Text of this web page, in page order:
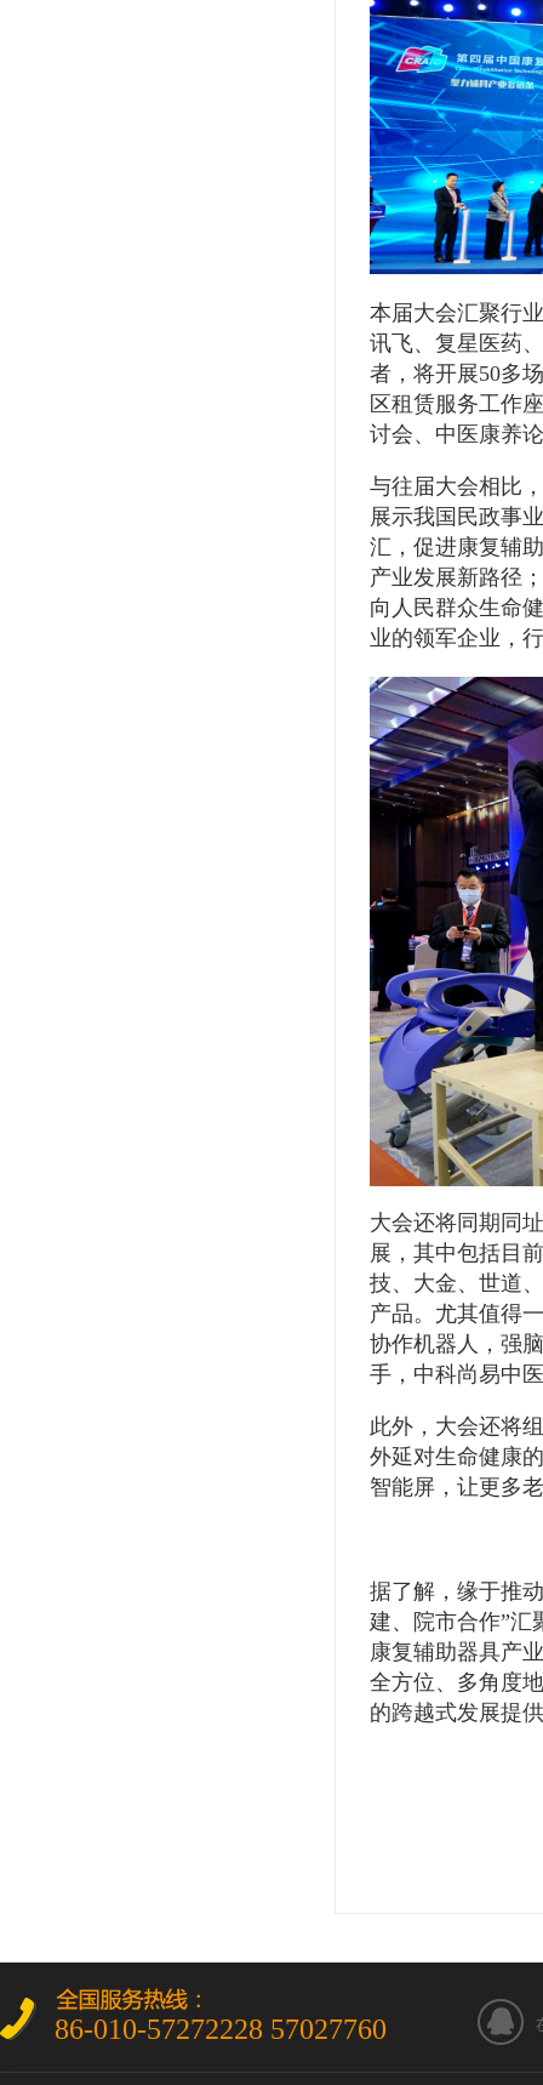
本届大会汇聚行
讯飞、复星医药
者，将开展50多
区租赁服务工作
讨会、中医康养
与往届大会相比
展示我国民政事
汇，促进康复辅
产业发展新路径
向人民群众生命
业的领军企业，
大会还将同期同
展，其中包括目
技、大金、世道
产品。尤其值得
协作机器人，强
手，中科尚易中
此外，大会还将
外延对生命健康
智能屏，让更多
据了解，缘于推
建、院市合作”汇
康复辅助器具产
全方位、多角度
的跨越式发展提
86-010-57272228 57027760